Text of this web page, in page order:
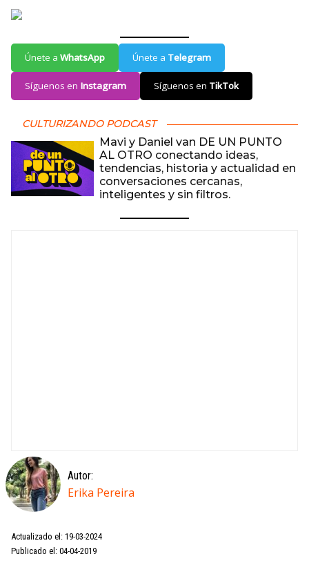
Únete a WhatsApp Únete a Telegram
Síguenos en Instagram Síguenos en TikTok
CULTURIZANDO PODCAST
Mavi y Daniel van DE UN PUNTO
AL OTRO conectando ideas,
tendencias, historia y actualidad en
conversaciones cercanas,
inteligentes y sin filtros.
Autor:
Erika Pereira
Actualizado el: 19-03-2024
Publicado el: 04-04-2019